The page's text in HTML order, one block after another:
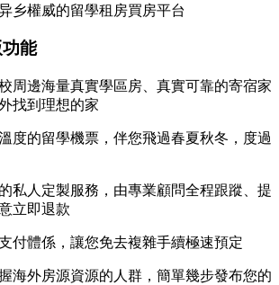
乡權威的留學租房買房平台
能
周邊海量真實學區房、真實可靠的寄宿家
找到理想的家
度的留學機票，伴您飛過春夏秋冬，度過
私人定製服務，由專業顧問全程跟蹤、提
立即退款
付體係，讓您免去複雜手續極速預定
海外房源資源的人群，簡單幾步發布您的